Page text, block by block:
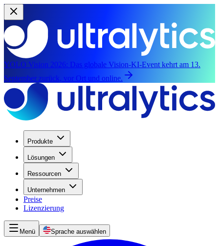
YOLO Vision 2026: Das globale Vision-KI-Event kehrt am 13.
September zurück, vor Ort und online.
Produkte
Lösungen
Ressourcen
Unternehmen
Preise
Lizenzierung
Menü Sprache auswählen